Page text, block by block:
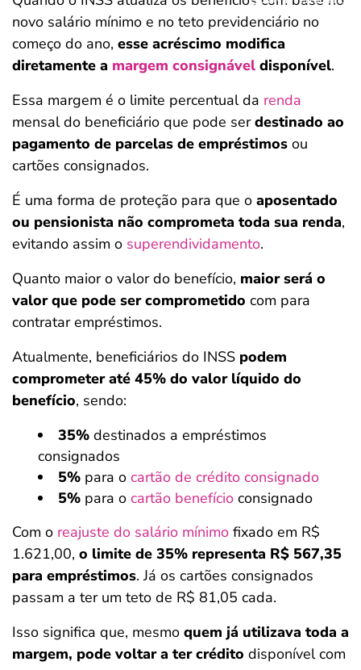
novo salário mínimo e no teto previdenciário no
começo do ano, esse acréscimo modifica
diretamente a margem consignável disponível.
Essa margem é o limite percentual da renda
mensal do beneficiário que pode serdestinado ao
pagamento de parcelas de empréstimos ou
cartões consignados.
É uma forma de proteção para que o aposentado
ou pensionista não comprometa toda sua renda,
evitando assim o superendividamento.
Quanto maior o valor do benefício, maior será o
valor que pode ser comprometido com para
contratar empréstimos.
Atualmente, beneficiários do INSS podem
comprometer até 45% do valor líquido do
benefício, sendo:
35% destinados a empréstimos
consignados
5% para o cartão de crédito consignado
5% para o cartão benefício consignado
Com o reajuste do salário mínimo fixado em R$
1.621,00, o limite de 35% representa R$ 567,35
para empréstimos. Já os cartões consignados
passam a ter um teto de R$ 81,05 cada.
Isso significa que, mesmo quem já utilizava toda a
margem, pode voltar a ter crédito disponível com